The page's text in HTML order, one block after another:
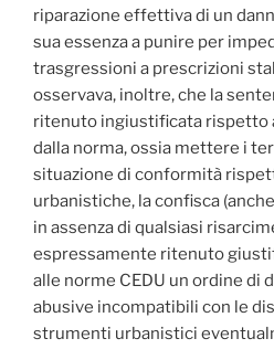
riparazione effettiva di un
sua essenza a punire per
trasgressioni a prescrizioni
osservava, inoltre, che la
ritenuto ingiustificata rispetto
dalla norma, ossia mettere i
situazione di conformità
urbanistiche, la confisca
in assenza di qualsiasi
espressamente ritenuto
alle norme CEDU un ordine di
abusive incompatibili con le
strumenti urbanistici